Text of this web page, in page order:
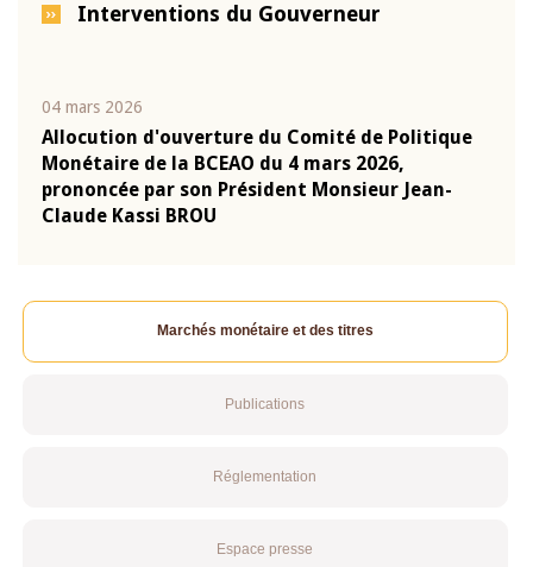
Interventions du Gouverneur
04 mars 2026
Allocution d'ouverture du Comité de Politique
Monétaire de la BCEAO du 4 mars 2026,
prononcée par son Président Monsieur Jean-
Claude Kassi BROU
Marchés monétaire et des titres
Publications
Réglementation
Espace presse